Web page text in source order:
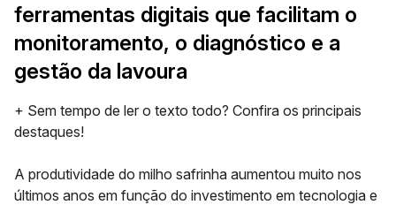
ferramentas digitais que facilitam o
monitoramento, o diagnóstico e a
gestão da lavoura
+ Sem tempo de ler o texto todo? Confira os principais
destaques!
A produtividade do milho safrinha aumentou muito nos
últimos anos em função do investimento em tecnologia e